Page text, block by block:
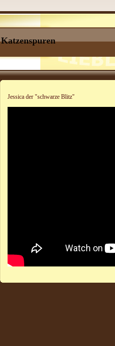
Katzenspuren
Jessica der "schwarze Blitz"